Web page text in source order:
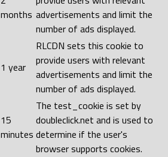
months advertisements and limit the
number of ads displayed.
1 year
RLCDN sets this cookie to
provide users with relevant
advertisements and limit the
number of ads displayed.
15
minutes
The test_cookie is set by
doubleclick.net and is used to
determine if the user's
browser supports cookies.